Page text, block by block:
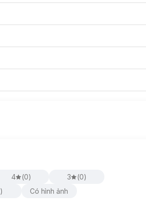
4 (0) 3 (0)
) Có hình ảnh